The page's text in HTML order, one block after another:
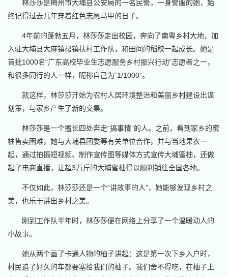
林莎莎是梅州市大埔县公安局的一名民警。一身警服的她，始
终记得过去几年穿着红色志愿马甲的日子。
4年前的蓬勃五月，林莎莎走出校园，奔向了南粤乡村大地，加
入驻大埔县大麻镇帮镇扶村工作队，和田间的稻秧一起成长。她是
首批1000名“广东高校毕业生志愿服务乡村振兴行动”志愿者之一，
和很多同行的人一样，昵称自己为“1/1000”。
就这样，林莎莎开始为农村人居环境整治和美丽乡村建设出谋
划策，与家乡产生了新的交集。
林莎莎是一个擅长四处奔走“搞事情”的人。之前，看到家乡的蜜
柚售卖困难，她与大埔县团委等有关单位合作，并与当地果农一
起，通过拍摄短视频、制作宣传图等媒体方式宣传大埔蜜柚，还做
起了电商直播，让超3万斤的大埔蜜柚得以顺利销往全国各地。
不仅如此，林莎莎还是一个“讲故事的人”，她能够发现乡村之
美，也乐于讲出乡村之美。
刚到工作队半年时，林莎莎便在网络上分享了一个温暖动人的
小故事。
她从两个画了卡通人物的柚子讲起：这是第一次下乡入户时，
村民追了好久的车都要塞给我们的柚子。我们舍不得吃，在柚子上